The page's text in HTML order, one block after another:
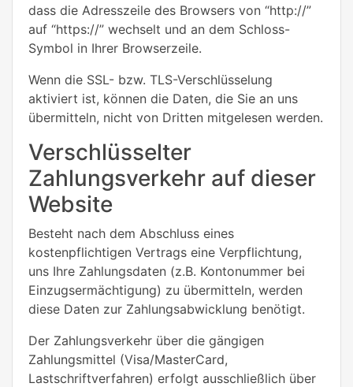
dass die Adresszeile des Browsers von “http://”
auf “https://” wechselt und an dem Schloss-
Symbol in Ihrer Browserzeile.
Wenn die SSL- bzw. TLS-Verschlüsselung
aktiviert ist, können die Daten, die Sie an uns
übermitteln, nicht von Dritten mitgelesen werden.
Verschlüsselter
Zahlungsverkehr auf dieser
Website
Besteht nach dem Abschluss eines
kostenpflichtigen Vertrags eine Verpflichtung,
uns Ihre Zahlungsdaten (z.B. Kontonummer bei
Einzugsermächtigung) zu übermitteln, werden
diese Daten zur Zahlungsabwicklung benötigt.
Der Zahlungsverkehr über die gängigen
Zahlungsmittel (Visa/MasterCard,
Lastschriftverfahren) erfolgt ausschließlich über